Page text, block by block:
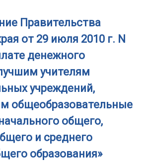
Правительства
от 29 июля 2010 г. N
денежного
учителям
учреждений,
общеобразовательные
общего,
и среднего
образования»